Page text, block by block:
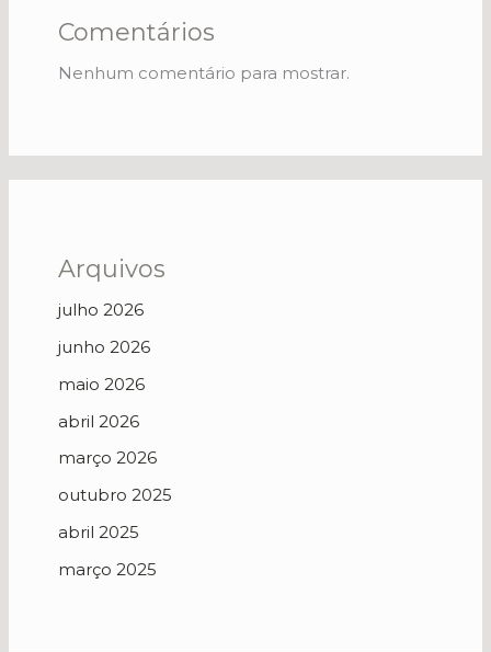
Comentários
Nenhum comentário para mostrar.
Arquivos
julho 2026
junho 2026
maio 2026
abril 2026
março 2026
outubro 2025
abril 2025
março 2025